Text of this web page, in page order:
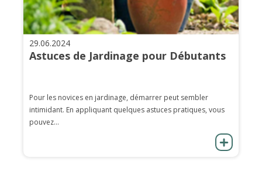
29.06.2024
Astuces de Jardinage pour Débutants
Pour les novices en jardinage, démarrer peut sembler
intimidant. En appliquant quelques astuces pratiques, vous
pouvez...